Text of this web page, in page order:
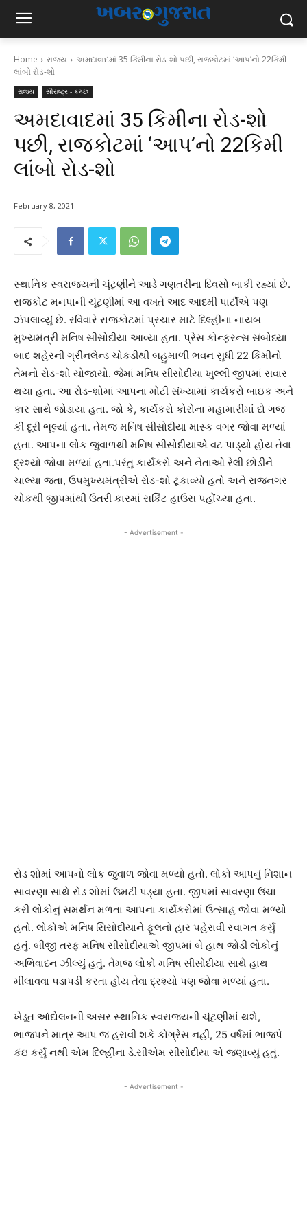
Home રાજ્ય
અમદાવાદમાં 35 કિમીના રોડ-શો પછી, રાજકોટમાં ‘આપ’નો 22કિમી
લાંબો રોડ-શો
રાજ્ય સૌરાષ્ટ્ર - કચ્છ
અમદાવાદમાં 35 કિમીના રોડ-શો
પછી, રાજકોટમાં ‘આપ’નો 22કિમી
લાંબો રોડ-શો
February 8, 2021
સ્થાનિક સ્વરાજ્યની ચૂંટણીને આડે ગણતરીના દિવસો બાકી રહ્યાં છે.
રાજકોટ મનપાની ચૂંટણીમાં આ વખતે આદ આદમી પાર્ટીએ પણ
ઝંપલાવ્યું છે. રવિવારે રાજકોટમાં પ્રચાર માટે દિલ્હીના નાયબ
મુખ્યમંત્રી મનિષ સીસોદીયા આવ્યા હતા. પ્રેસ કોન્ફરન્સ સંબોધ્યા
બાદ શહેરની ગ્રીનલેન્ડ ચોકડીથી બહુમાળી ભવન સુધી 22 કિમીનો
તેમનો રોડ-શો યોજાયો. જેમાં મનિષ સીસોદીયા ખુલ્લી જીપમાં સવાર
થયા હતા. આ રોડ-શોમાં આપના મોટી સંખ્યામાં કાર્યકરો બાઇક અને
કાર સાથે જોડાયા હતા. જો કે, કાર્યકરો કોરોના મહામારીમાં દો ગજ
કી દૂરી ભૂલ્યાં હતા. તેમજ મનિષ સીસોદીયા માસ્ક વગર જોવા મળ્યાં
હતા. આપના લોક જુવાળથી મનિષ સીસોદીયાએ વટ પાડ્યો હોય તેવા
દ્રશ્યો જોવા મળ્યાં હતા.પરંતુ કાર્યકરો અને નેતાઓ રેલી છોડીને
ચાલ્યા જતા, ઉપમુખ્યમંત્રીએ રોડ-શો ટૂંકાવ્યો હતો અને રાજનગર
ચોકથી જીપમાંથી ઉતરી કારમાં સર્કિટ હાઉસ પહોંચ્યા હતા.
- Advertisement -
રોડ શોમાં આપનો લોક જુવાળ જોવા મળ્યો હતો. લોકો આપનું નિશાન
સાવરણા સાથે રોડ શોમાં ઉમટી પડ્યા હતા. જીપમાં સાવરણા ઉંચા
કરી લોકોનું સમર્થન મળતા આપના કાર્યકરોમાં ઉત્સાહ જોવા મળ્યો
હતો. લોકોએ મનિષ સિસોદીયાને ફૂલનો હાર પહેરાવી સ્વાગત કર્યુ
હતું. બીજી તરફ મનિષ સીસોદીયાએ જીપમાં બે હાથ જોડી લોકોનું
અભિવાદન ઝીલ્યું હતું. તેમજ લોકો મનિષ સીસોદીયા સાથે હાથ
મીલાવવા પડાપડી કરતા હોય તેવા દ્રશ્યો પણ જોવા મળ્યાં હતા.
ખેડૂત આંદોલનની અસર સ્થાનિક સ્વરાજ્યની ચૂંટણીમાં થશે,
ભાજપને માત્ર આપ જ હરાવી શકે કોંગ્રેસ નહીં, 25 વર્ષમાં ભાજપે
કંઇ કર્યુ નથી એમ દિલ્હીના ડે.સીએમ સીસોદીયા એ જણાવ્યું હતું.
- Advertisement -